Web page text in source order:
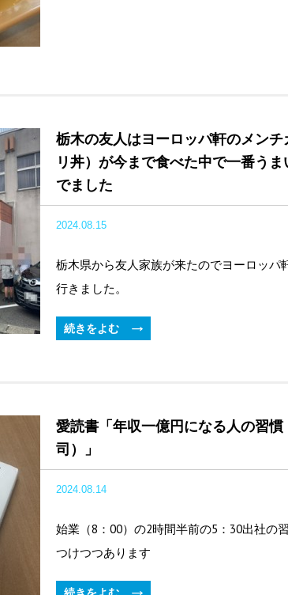
栃木の友人はヨーロッパ軒のメンチ
リ丼）が今まで食べた中で一番うま
でました
2024.08.15
栃木県から友人家族が来たのでヨーロッパ
行きました。
続きをよむ
愛読書「年収一億円になる人の習慣
司）」
2024.08.14
始業（8：00）の2時間半前の5：30出社の
つけつつあります